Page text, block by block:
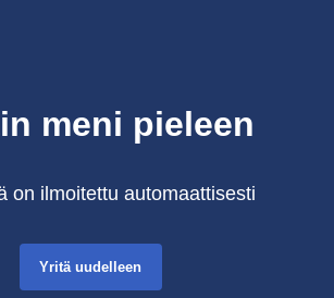
meni pieleen
on ilmoitettu automaattisesti
Yritä uudelleen